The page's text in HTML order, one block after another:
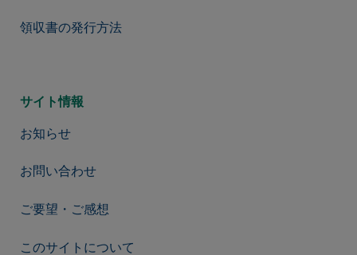
領収書の発行方法
サイト情報
お知らせ
お問い合わせ
ご要望・ご感想
このサイトについて